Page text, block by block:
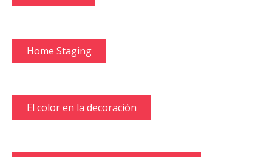
Home Staging
El color en la decoración